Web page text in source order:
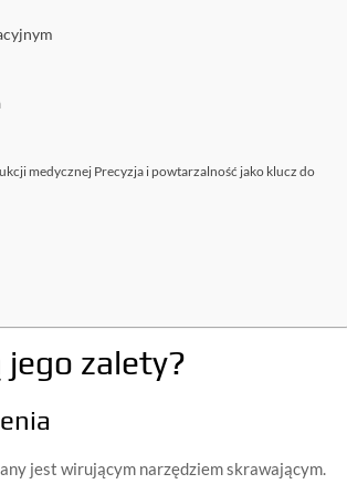
medycznej Precyzja i powtarzalność jako klucz do
jego zalety?
jest wirującym narzędziem skrawającym.